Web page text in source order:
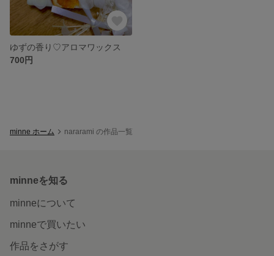
ゆずの香り♡アロマワックス
700円
minne ホーム nararami の作品一覧
minneを知る
minneについて
minneで買いたい
作品をさがす